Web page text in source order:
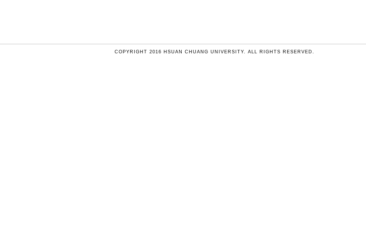
COPYRIGHT 2016 HSUAN CHUANG UNIVERSITY. ALL RIGHTS RESERVED.